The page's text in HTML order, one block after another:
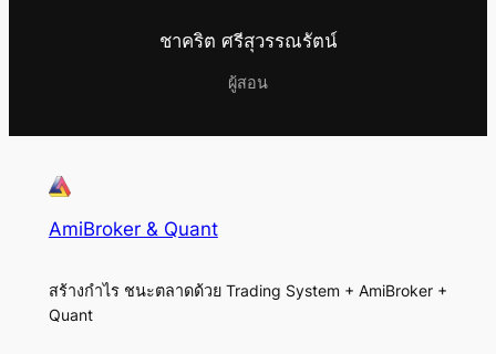
ชาคริต ศรีสุวรรณรัตน์
ผู้สอน
AmiBroker & Quant
สร้างกำไร ชนะตลาดด้วย Trading System + AmiBroker +
Quant